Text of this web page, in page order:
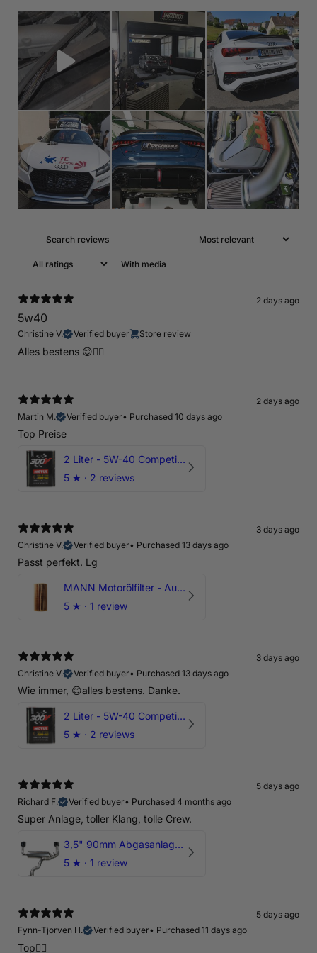
With media
2 days ago
5w40
Christine V. Verified buyer Store review
Alles bestens 😊👍🏻
2 days ago
Martin M.
Verified buyer• Purchased 10 days ago
Top Preise
2 Liter - 5W-40 Competition 300V Motul Motoröl
5 ★ · 2 reviews
3 days ago
Christine V.
Verified buyer• Purchased 13 days ago
Passt perfekt. Lg
MANN Motorölfilter - Audi RS3 TTRS RSQ3 VZ5 - DAZ DNW
5 ★ · 1 review
3 days ago
Christine V.
Verified buyer• Purchased 13 days ago
Wie immer, 😊alles bestens. Danke.
2 Liter - 5W-40 Competition 300V Motul Motoröl
5 ★ · 2 reviews
5 days ago
Richard F.
Verified buyer• Purchased 4 months ago
Super Anlage, toller Klang, tolle Crew.
3,5" 90mm Abgasanlage AUDI RSQ3 DNWA 2.5 TFSI
5 ★ · 1 review
5 days ago
Fynn-Tjorven H.
Verified buyer• Purchased 11 days ago
Top👍🏼